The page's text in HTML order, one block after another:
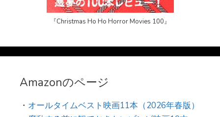
『Christmas Ho Ho Horror Movies 100』
Amazonのページ
・ オールタイムベスト映画11本（2026年春版）